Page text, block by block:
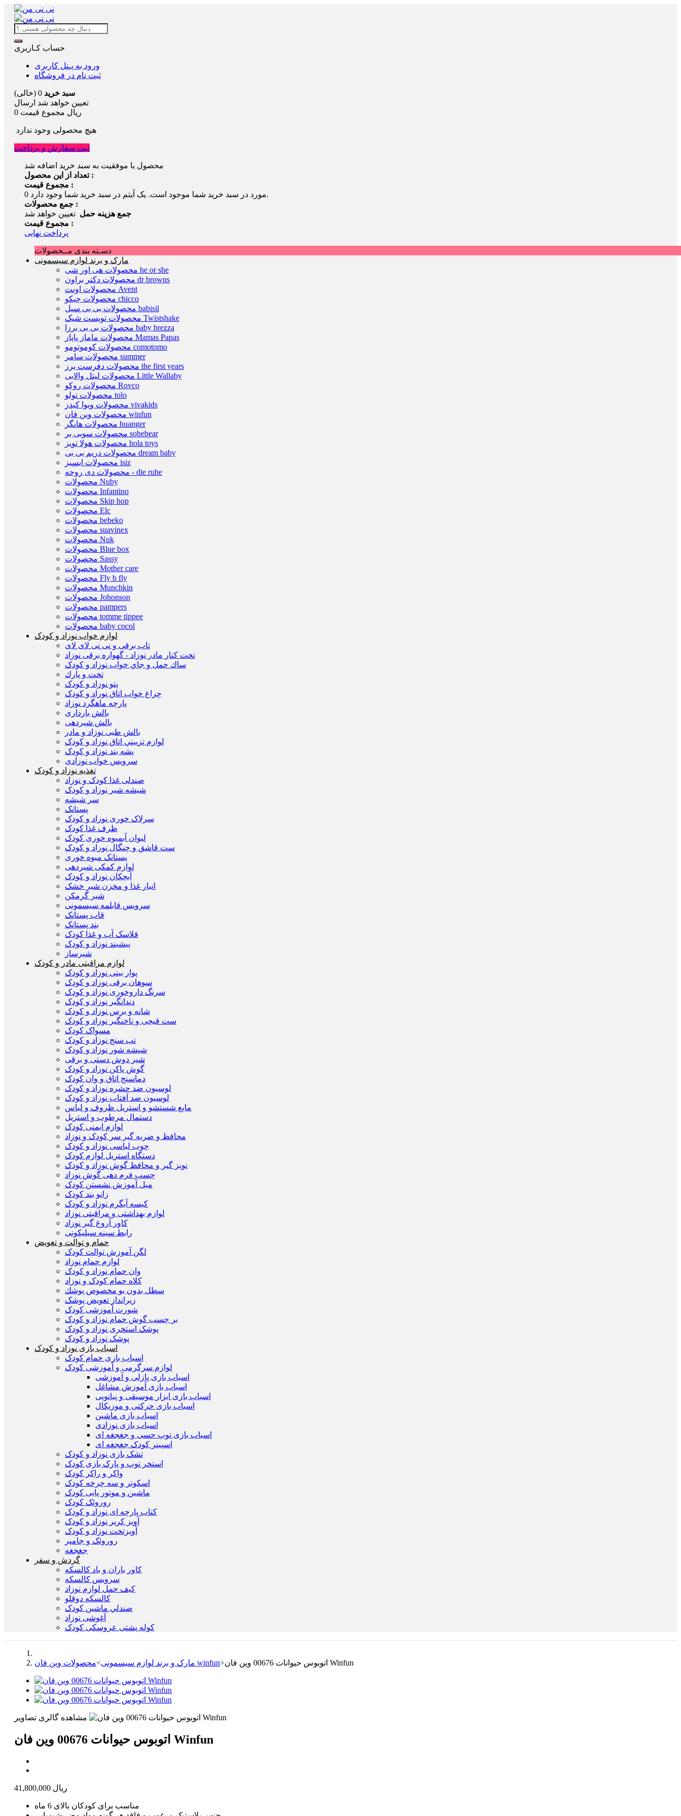
حساب کـاربری
ورود به پـنل کاربری
ثبت نام در فروشگاه
سبد خرید 0 (خالی)
تعیین خواهد شد ارسال
0 ریال مجموع قیمت
هیچ محصولی وجود ندارد
ثبت سفارش و پرداخت
محصول با موفقیت به سبد خرید اضافه شد
تعداد از این محصول :
مجموع قیمت :
0
مورد در سبد خرید شما موجود است.یک آیتم در سبد خرید شما وجود دارد.
جمع محصولات :
جمع هزینه حمل تعیین خواهد شد
مجموع قیمت :
پرداخت نهایی
دسـته بندی مــحصولات
مارک و برند لوازم سیسمونی
محصولات هی اور شی he or she
محصولات دکتر براون dr browns
محصولات اونت Avent
محصولات چیکو chicco
محصولات بی بی سیل babisil
محصولات تویست شیک Twistshake
محصولات بی بی برزا baby brezza
محصولات ماماز پاپاز Mamas Papas
محصولات کوموتومو comotomo
محصولات سامر summer
محصولات دفرست یرز the first years
محصولات لیتل والابی Little Wallaby
محصولات روکو Rovco
محصولات تولو tolo
محصولات ویوا کیدز vivakids
محصولات وین فان winfun
محصولات هانگر huanger
محصولات سوبی بر sobebear
محصولات هولا تویز hola toys
محصولات دریم بی بی dream baby
محصولات ایسیز isiz
محصولات دی روحه - die ruhe
محصولات Nuby
محصولات Infantino
محصولات Skip hop
محصولات Elc
محصولات bebeko
محصولات suavinex
محصولات Nuk
محصولات Blue box
محصولات Sassy
محصولات Mother care
محصولات Fly b fly
محصولات Munchkin
محصولات Johonson
محصولات pampers
محصولات tomme tippee
محصولات baby cocol
لوازم خواب نوزاد و کودک
تاب برقی و نی نی لای لای
تخت كنار مادر نوزاد - گهواره برقی نوزاد
ساك حمل و جاي خواب نوزاد و کودک
تخت و پارك
پتو نوزاد و کودک
چراغ خواب اتاق نوزاد و کودک
پارچه ماهگرد نوزاد
بالش بارداری
بالش شیردهی
بالش طبی نوزاد و مادر
لوازم تزييني اتاق نوزاد و کودک
پشه بند نوزاد و کودک
سرويس خواب نوزادی
تغذیه نوزاد و کودک
صندلی غذا کودک و نوزاد
شیشه شیر نوزاد و کودک
سر شیشه
پستانک
سرلاک خوری نوزاد و کودک
ظرف غذا کودک
لیوان آبمیوه خوری کودک
ست قاشق و چنگال نوزاد و کودک
پستانک میوه خوری
لوازم کمکی شیردهی
آبچکان نوزاد و کودک
انبار غذا و مخزن شیر خشک
شیر گرمکن
سرویس قابلمه سیسمونی
قاب پستانک
بند پستانک
فلاسک آب و غذا کودک
پیشبند نوزاد و کودک
شیرساز
لوازم مراقبتی مادر و کودک
پوار بینی نوزاد و کودک
سوهان برقی نوزاد و کودک
سرنگ داروخوری نوزاد و کودک
دندانگیر نوزاد و کودک
شانه و برس نوزاد و کودک
ست قیچی و ناخنگیر نوزاد و کودک
مسواک کودک
تب سنج نوزاد و کودک
شیشه شور نوزاد و کودک
شیر دوش دستی و برقی
گوش پاکن نوزاد و کودک
دماسنج اتاق و وان کودک
لوسیون ضد حشره نوزاد و کودک
لوسیون ضد آفتاب نوزاد و کودک
مایع شستشو و استریل ظروف و لباس
دستمال مرطوب و استریل
لوازم ایمنی کودک
محافظ و ضربه گیر سر کودک و نوزاد
چوب لباسی نوزاد و کودک
دستگاه استریل لوازم کودک
نویز گیر و محافظ گوش نوزاد و کودک
چسب فرم دهی گوش نوزاد
مبل آموزش نشستن کودک
زانو بند کودک
کیسه آبگرم نوزاد و کودک
لوازم بهداشتی و مراقبتی نوزاد
کاور آروغ گیر نوزاد
رابط سینه سیلیکونی
حمام و توالت و تعویض
لگن آموزش توالت کودک
لوازم حمام نوزاد
وان حمام نوزاد و کودک
کلاه حمام کودک و نوزاد
سطل بدون بو مخصوص پوشك
زیرانداز تعویض پوشک
شورت آموزشی کودک
بر چسب گوش حمام نوزاد و کودک
پوشک استخری نوزاد و کودک
پوشک نوزاد و کودک
اسباب بازی نوزاد و کودک
اسباب بازی حمام کودک
لوازم سرگرمی و آموزشی کودک
اسباب بازی پازلی و آموزشی
اسباب بازی آموزش مشاغل
اسباب بازی ابزار موسیقی و پیانویی
اسباب بازی حرکتی و موزیکال
اسباب بازی ماشین
اسباب بازی نوزادی
اسباب بازی توپ حسی و جغجغه ای
اسپینر کودک جغجغه ای
تشک بازی نوزاد و کودک
استخر توپ و پارک بازی کودک
واکر و راکر کودک
اسکوتر و سه چرخه کودک
ماشین و موتور پایی کودک
روروئک کودک
کتاب پارچه ای نوزاد و کودک
آویز کریر نوزاد و کودک
آويزتخت نوزاد و کودک
روروئک و جامپر
جغجغه
گردش و سفر
کاور باران و باد کالسکه
سرويس كالسكه
كيف حمل لوازم نوزاد
كالسكه دوقلو
صندلي ماشين کودک
آغوشی نوزاد
کوله پشتی عروسکی کودک
مارک و برند لوازم سیسمونی> محصولات وین فان winfun> اتوبوس حیوانات 00676 وین فان Winfun
مشاهده گالری تصاویر
اتوبوس حیوانات 00676 وین فان Winfun
41,800,000 ریال
مناسب برای کودکان بالای 6 ماه